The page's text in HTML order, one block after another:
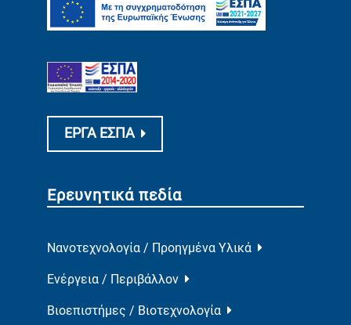
ΕΡΓΑ ΕΣΠΑ
Ερευνητικά πεδία
Νανοτεχνολογία / Προηγμένα Υλικά
Ενέργεια / Περιβάλλον
Βιοεπιστήμες / Βιοτεχνολογία